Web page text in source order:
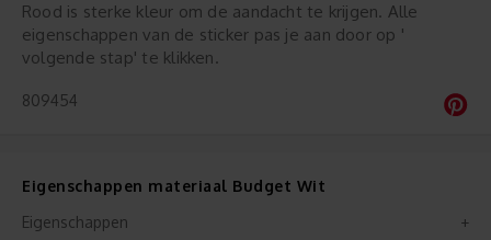
Rood is sterke kleur om de aandacht te krijgen. Alle
eigenschappen van de sticker pas je aan door op '
volgende stap' te klikken.
809454
Eigenschappen materiaal Budget Wit
Eigenschappen